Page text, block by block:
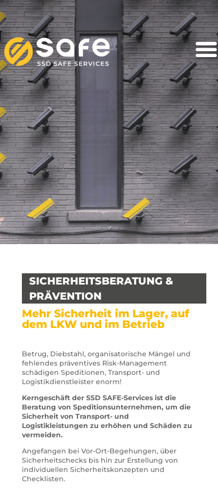
SICHERHEITSBERATUNG &
PRÄVENTION
Mehr Sicherheit im Lager, auf
dem LKW und im Betrieb
Betrug, Diebstahl, organisatorische Mängel und
fehlendes präventives Risk-Management
schädigen Speditionen, Transport- und
Logistikdienstleister enorm!
Kerngeschäft der SSD SAFE-Services ist die
Beratung von Speditionsunternehmen, um die
Sicherheit von Transport- und
Logistikleistungen zu erhöhen und Schäden zu
vermeiden.
Angefangen bei Vor-Ort-Begehungen, über
Sicherheitschecks bis hin zur Erstellung von
individuellen Sicherheitskonzepten und
Checklisten.